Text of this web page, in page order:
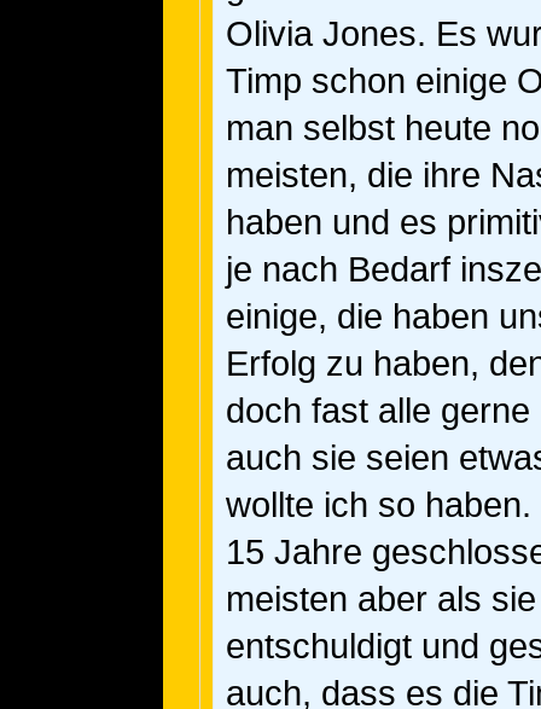
Olivia Jones. Es
Timp schon einige
man selbst heute
meisten, die ihre
haben und es
je nach Bedarf
einige, die haben
Erfolg zu haben,
doch fast alle
auch sie seien
wollte ich so
15 Jahre
meisten aber als
entschuldigt und
auch, dass es die